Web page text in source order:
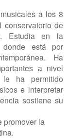
a los 8
de
Estudia en la
donde está por
Ha
a nivel
ha permitido
e interpretar
sostiene su
promover la